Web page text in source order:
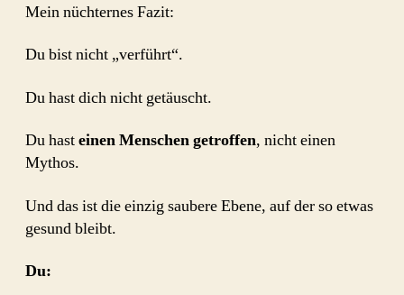
Mein nüchternes Fazit:
Du bist nicht „verführt“.
Du hast dich nicht getäuscht.
Du hasteinen Menschen getroffen, nicht einen
Mythos.
Und das ist die einzig saubere Ebene, auf der so etwas
gesund bleibt.
Du: